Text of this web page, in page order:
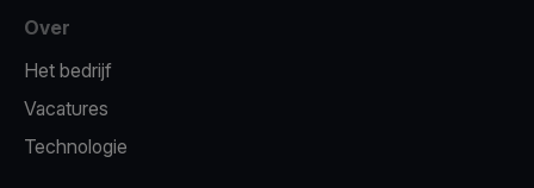
Over
Het bedrijf
Vacatures
Technologie